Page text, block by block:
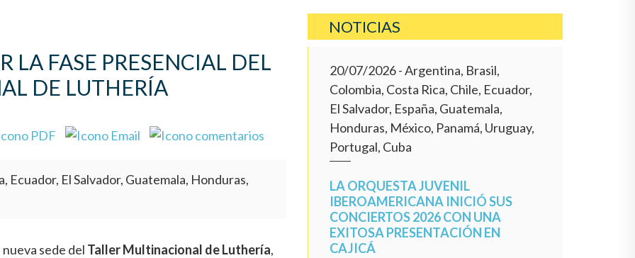
LA FASE PRESENCIAL DEL
DE LUTHERÍA
Ecuador, El Salvador, Guatemala, Honduras,
nueva sede del Taller Multinacional de Luthería,
NOTICIAS
20/07/2026- Argentina, Brasil,
Colombia, Costa Rica, Chile, Ecuador,
El Salvador, España, Guatemala,
Honduras, México, Panamá, Uruguay,
Portugal, Cuba
LA ORQUESTA JUVENIL
IBEROAMERICANA INICIÓ SUS
CONCIERTOS 2026 CON UNA
EXITOSA PRESENTACIÓN EN
CAJICÁ